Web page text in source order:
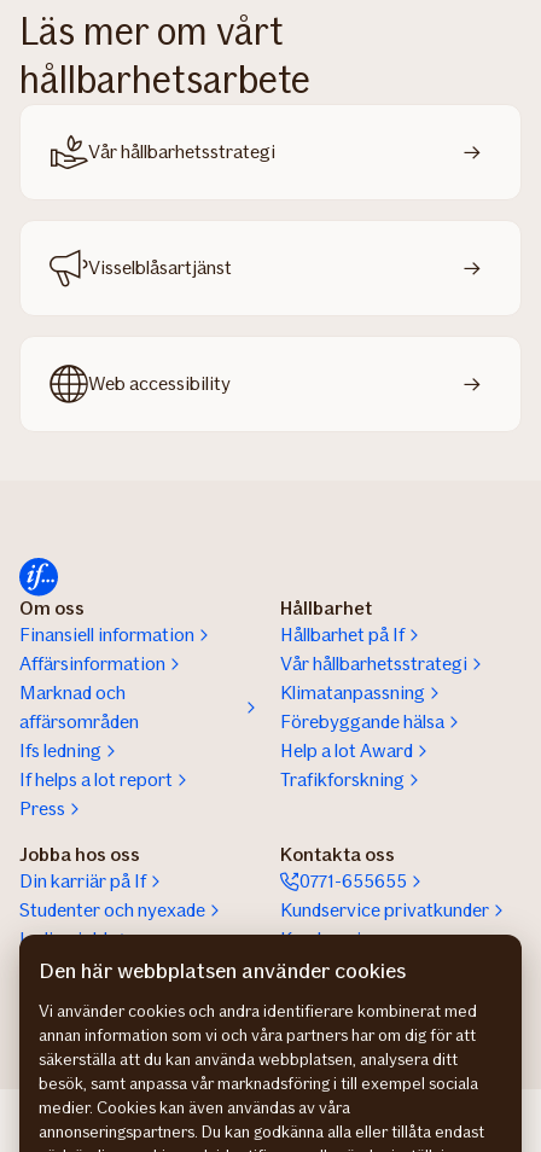
Läs mer om vårt
hållbarhetsarbete
Vår hållbarhetsstrategi
Visselblåsartjänst
Web accessibility
Om oss
Finansiell information
Affärsinformation
Marknad och
affärsområden
Ifs ledning
If helps a lot report
Press
Hållbarhet
Hållbarhet på If
Vår hållbarhetsstrategi
Klimatanpassning
Förebyggande hälsa
Help a lot Award
Trafikforskning
Jobba hos oss
Din karriär på If
Studenter och nyexade
Lediga jobb
Kontakta oss
0771-655655
Kundservice privatkunder
Kundservice
företagskunder
If Skadeforsikring NO
Den här webbplatsen använder cookies
Vi använder cookies och andra identifierare kombinerat med
annan information som vi och våra partners har om dig för att
säkerställa att du kan använda webbplatsen, analysera ditt
besök, samt anpassa vår marknadsföring i till exempel sociala
medier. Cookies kan även användas av våra
annonseringspartners. Du kan godkänna alla eller tillåta endast